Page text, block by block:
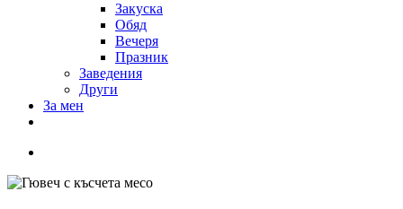
Закуска
Обяд
Вечеря
Празник
Заведения
Други
За мен